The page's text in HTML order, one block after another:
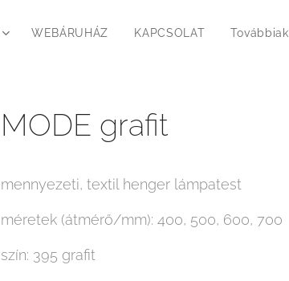
WEBÁRUHÁZ KAPCSOLAT Továbbiak
MODE grafit
mennyezeti, textil henger lámpatest
méretek (átmérő/mm): 400, 500, 600, 700
szín: 395 grafit